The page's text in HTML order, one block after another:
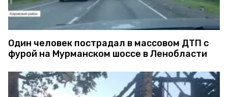
Один человек пострадал в массовом ДТП с
фурой на Мурманском шоссе в Ленобласти